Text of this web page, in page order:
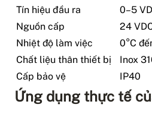
Tín hiệu đầu ra
0–5
Nguồn cấp
24
Nhiệt độ làm việc
0°C
Chất liệu thân thiết bị
Inox
Cấp bảo vệ
IP40
Ứng dụng thực tế